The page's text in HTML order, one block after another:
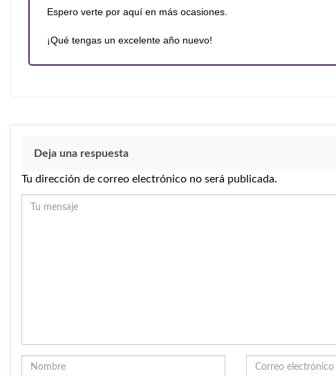
Espero verte por aquí en más ocasiones.
¡Qué tengas un excelente año nuevo!
Deja una respuesta
Tu dirección de correo electrónico no será publicada.